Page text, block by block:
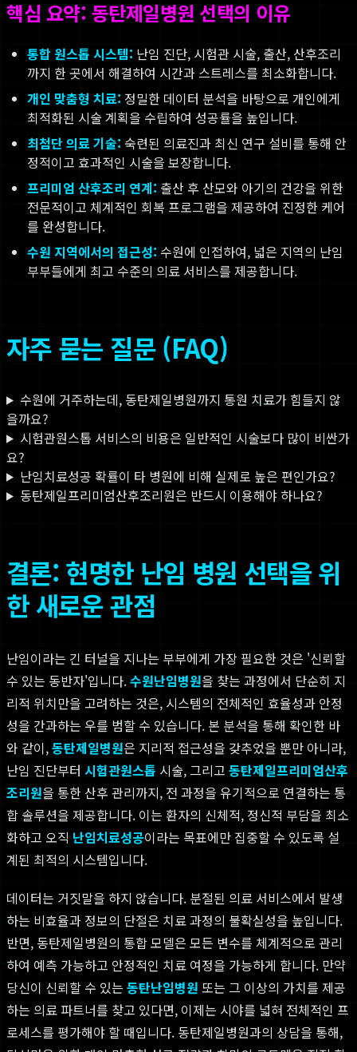
핵심 요약: 동탄제일병원 선택의 이유
통합 원스톱 시스템: 난임 진단, 시험관 시술, 출산, 산후조리
까지 한 곳에서 해결하여 시간과 스트레스를 최소화합니다.
개인 맞춤형 치료: 정밀한 데이터 분석을 바탕으로 개인에게
최적화된 시술 계획을 수립하여 성공률을 높입니다.
최첨단 의료 기술: 숙련된 의료진과 최신 연구 설비를 통해 안
정적이고 효과적인 시술을 보장합니다.
프리미엄 산후조리 연계: 출산 후 산모와 아기의 건강을 위한
전문적이고 체계적인 회복 프로그램을 제공하여 진정한 케어
를 완성합니다.
수원 지역에서의 접근성: 수원에 인접하여, 넓은 지역의 난임
부부들에게 최고 수준의 의료 서비스를 제공합니다.
자주 묻는 질문 (FAQ)
수원에 거주하는데, 동탄제일병원까지 통원 치료가 힘들지 않
을까요?
시험관원스톱 서비스의 비용은 일반적인 시술보다 많이 비싼가
요?
난임치료성공 확률이 타 병원에 비해 실제로 높은 편인가요?
동탄제일프리미엄산후조리원은 반드시 이용해야 하나요?
결론: 현명한 난임 병원 선택을 위
한 새로운 관점
난임이라는 긴 터널을 지나는 부부에게 가장 필요한 것은 '신뢰할
수 있는 동반자'입니다.수원난임병원을 찾는 과정에서 단순히 지
리적 위치만을 고려하는 것은, 시스템의 전체적인 효율성과 안정
성을 간과하는 우를 범할 수 있습니다. 본 분석을 통해 확인한 바
와 같이,동탄제일병원은 지리적 접근성을 갖추었을 뿐만 아니라,
난임 진단부터 시험관원스톱 시술, 그리고 동탄제일프리미엄산후
조리원을 통한 산후 관리까지, 전 과정을 유기적으로 연결하는 통
합 솔루션을 제공합니다. 이는 환자의 신체적, 정신적 부담을 최소
화하고 오직 난임치료성공이라는 목표에만 집중할 수 있도록 설
계된 최적의 시스템입니다.
데이터는 거짓말을 하지 않습니다. 분절된 의료 서비스에서 발생
하는 비효율과 정보의 단절은 치료 과정의 불확실성을 높입니다.
반면, 동탄제일병원의 통합 모델은 모든 변수를 체계적으로 관리
하여 예측 가능하고 안정적인 치료 여정을 가능하게 합니다. 만약
당신이 신뢰할 수 있는 동탄난임병원 또는 그 이상의 가치를 제공
하는 의료 파트너를 찾고 있다면, 이제는 시야를 넓혀 전체적인 프
로세스를 평가해야 할 때입니다. 동탄제일병원과의 상담을 통해,